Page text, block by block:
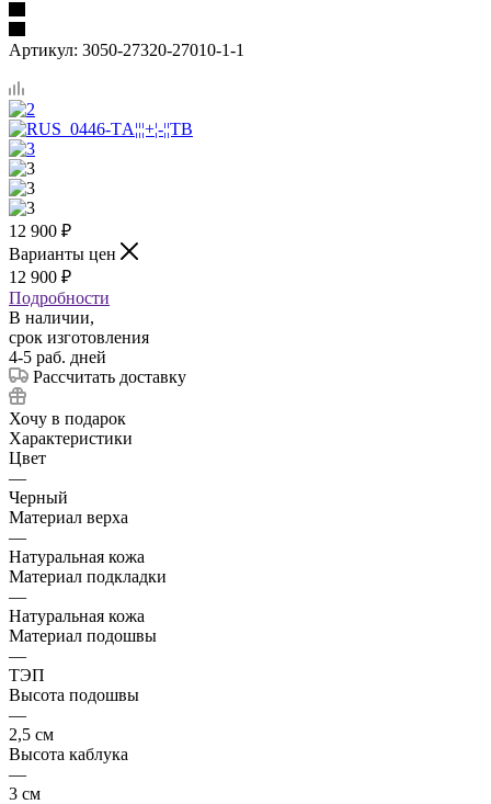
Артикул: 3050-27320-27010-1-1
12 900 ₽
Варианты цен
12 900 ₽
Подробности
В наличии,
срок изготовления
4-5 раб. дней
Рассчитать доставку
Хочу в подарок
Характеристики
Цвет
—
Черный
Материал верха
—
Натуральная кожа
Материал подкладки
—
Натуральная кожа
Материал подошвы
—
ТЭП
Высота подошвы
—
2,5 см
Высота каблука
—
3 см